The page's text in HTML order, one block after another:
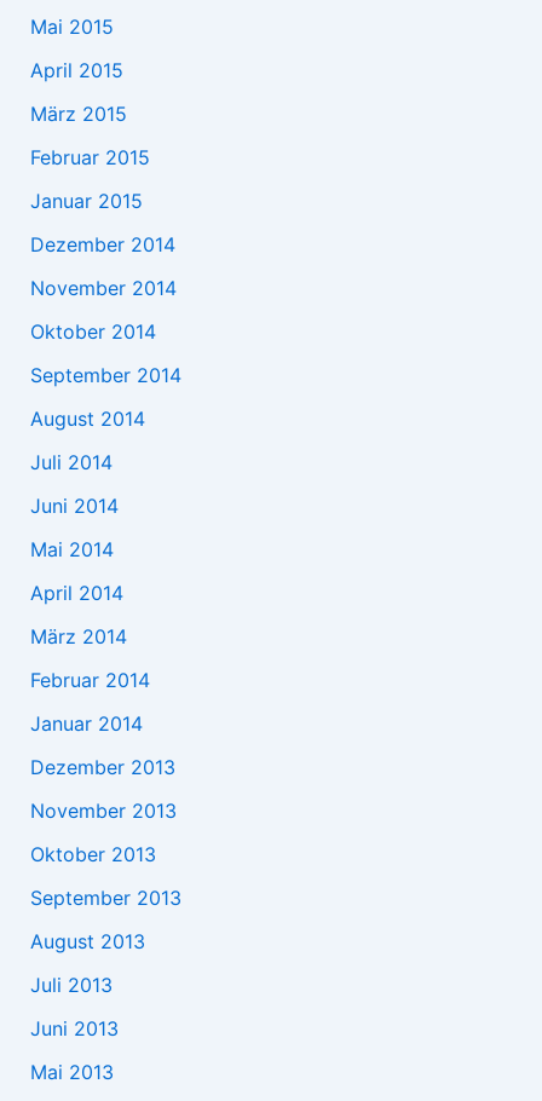
Mai 2015
April 2015
März 2015
Februar 2015
Januar 2015
Dezember 2014
November 2014
Oktober 2014
September 2014
August 2014
Juli 2014
Juni 2014
Mai 2014
April 2014
März 2014
Februar 2014
Januar 2014
Dezember 2013
November 2013
Oktober 2013
September 2013
August 2013
Juli 2013
Juni 2013
Mai 2013